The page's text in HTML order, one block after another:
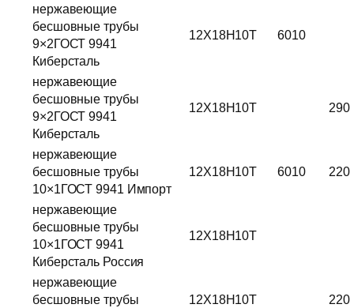
нержавеющие
бесшовные трубы
9×2ГОСТ 9941
Киберсталь
12Х18Н10Т 6010
нержавеющие
бесшовные трубы
9×2ГОСТ 9941
Киберсталь
12Х18Н10Т 290
нержавеющие
бесшовные трубы
10×1ГОСТ 9941 Импорт
12Х18Н10Т 6010 220
нержавеющие
бесшовные трубы
10×1ГОСТ 9941
Киберсталь Россия
12Х18Н10Т
нержавеющие
бесшовные трубы
12Х18Н10Т 220